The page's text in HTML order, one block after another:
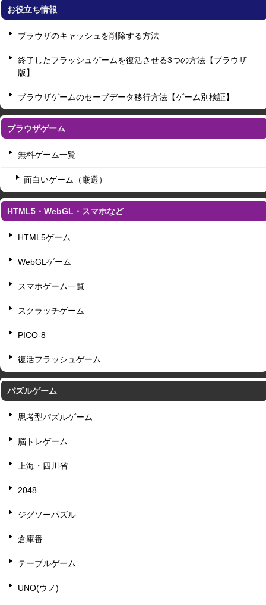
お役立ち情報
ブラウザのキャッシュを削除する方法
終了したフラッシュゲームを復活させる3つの方法【ブラウザ
版】
ブラウザゲームのセーブデータ移行方法【ゲーム別検証】
ブラウザゲーム
無料ゲーム一覧
面白いゲーム（厳選）
HTML5・WebGL・スマホなど
HTML5ゲーム
WebGLゲーム
スマホゲーム一覧
スクラッチゲーム
PICO-8
復活フラッシュゲーム
パズルゲーム
思考型パズルゲーム
脳トレゲーム
上海・四川省
2048
ジグソーパズル
倉庫番
テーブルゲーム
UNO(ウノ)